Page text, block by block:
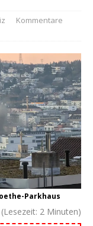
Kommentare
Parkhaus
(Lesezeit: 2 Minuten)